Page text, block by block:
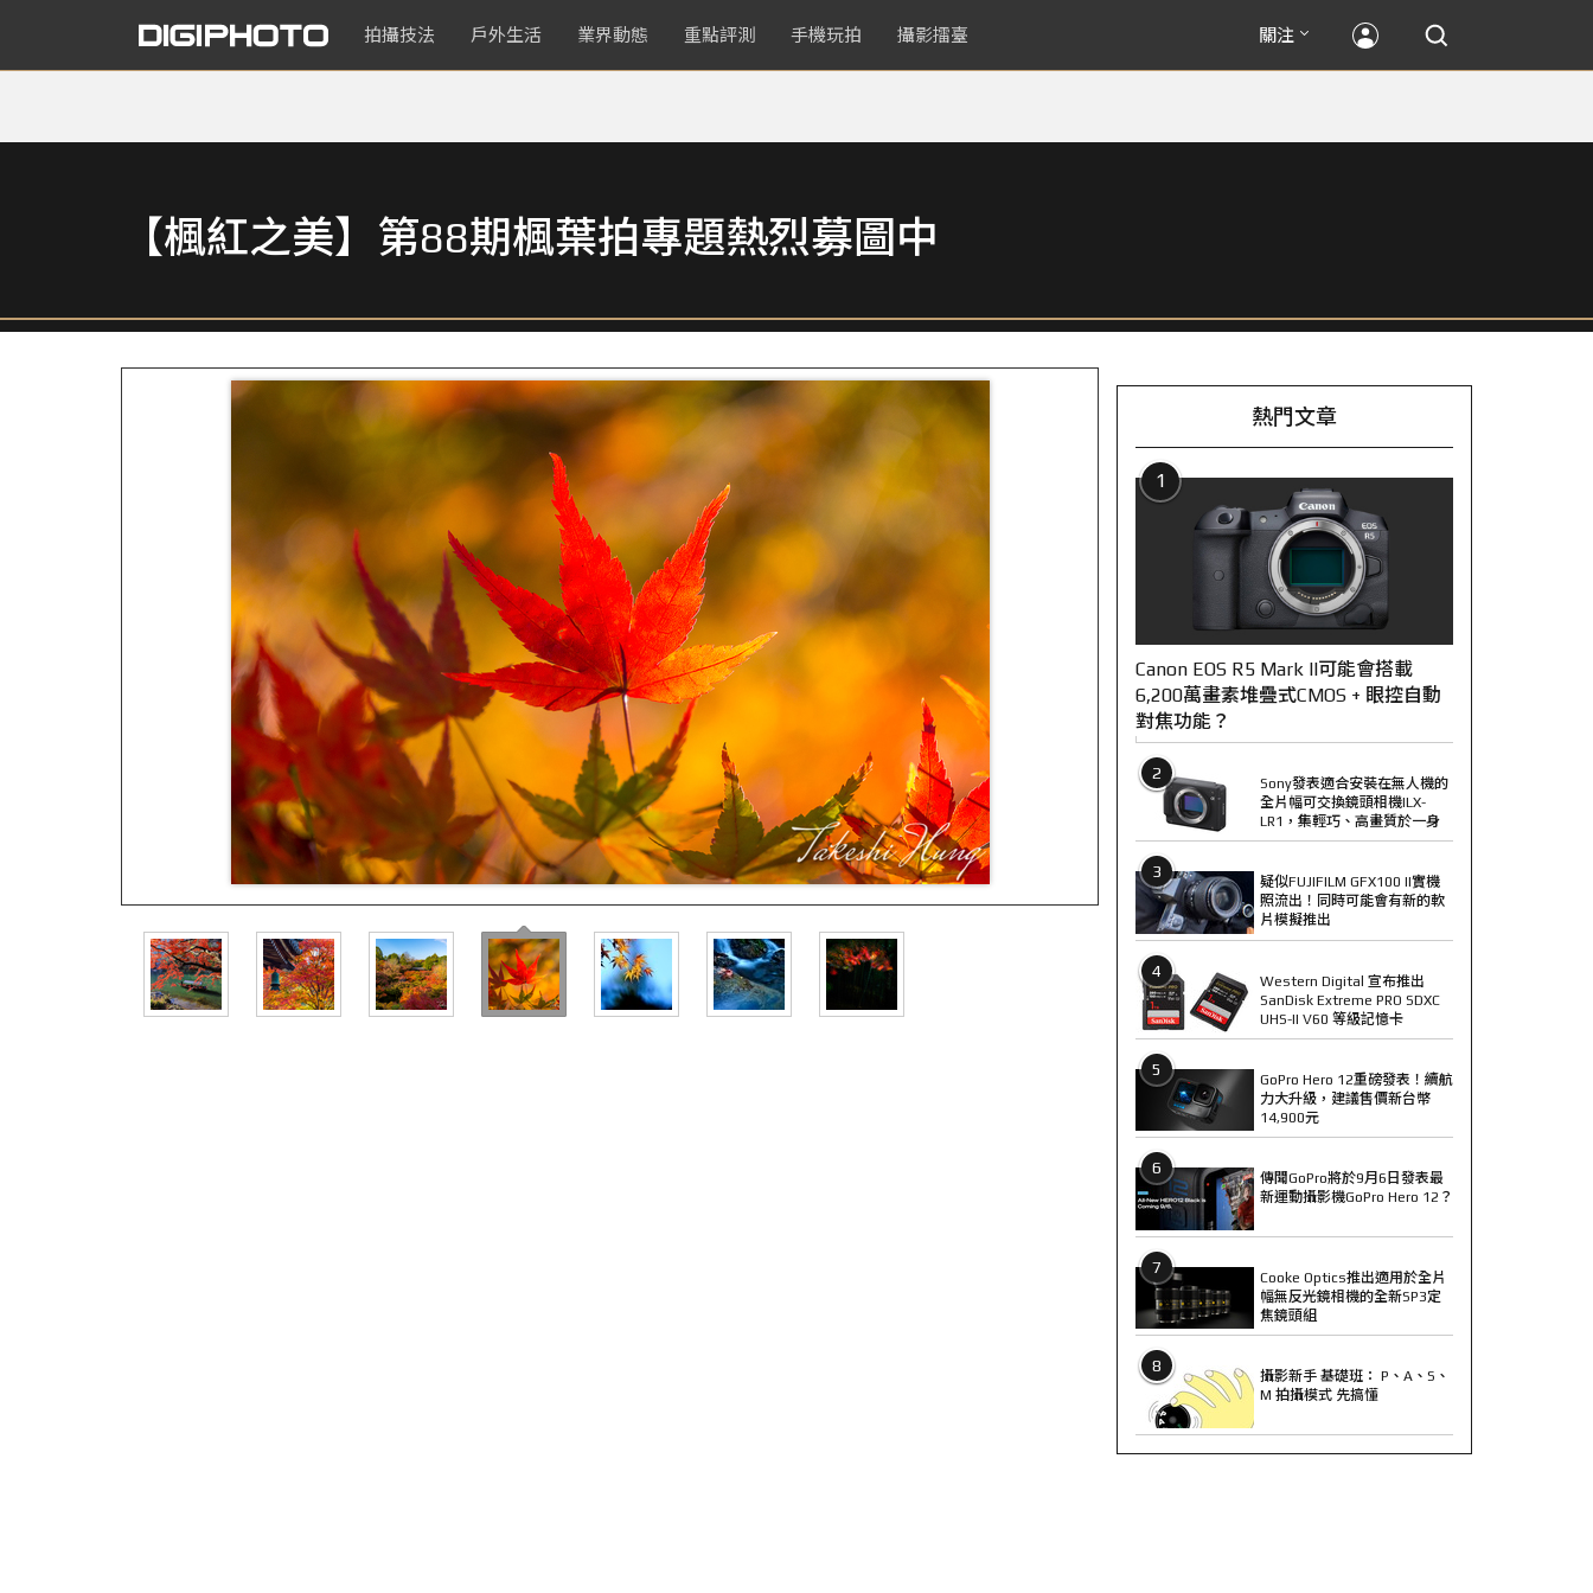
拍攝技法 戶外生活 業界動態 重點評測 手機玩拍 攝影擂臺 關注
【楓紅之美】第88期楓葉拍專題熱烈募圖中
熱門文章
1
Canon EOS R5 Mark II可能會搭載
6,200萬畫素堆疊式CMOS + 眼控自動
對焦功能？
2
Sony發表適合安裝在無人機的
全片幅可交換鏡頭相機ILX-
LR1，集輕巧、高畫質於一身
3
疑似FUJIFILM GFX100 II實機
照流出！同時可能會有新的軟
片模擬推出
4
Western Digital 宣布推出
SanDisk Extreme PRO SDXC
UHS-II V60 等級記憶卡
5
GoPro Hero 12重磅發表！續航
力大升級，建議售價新台幣
14,900元
6
傳聞GoPro將於9月6日發表最
新運動攝影機GoPro Hero 12？
7
Cooke Optics推出適用於全片
幅無反光鏡相機的全新SP3定
焦鏡頭組
8
攝影新手 基礎班： P、A、S、
M 拍攝模式 先搞懂